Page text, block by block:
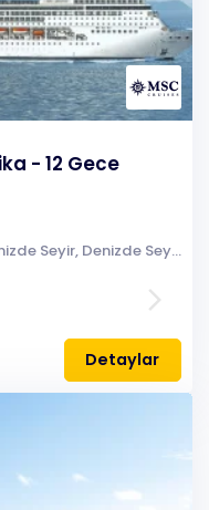
- 12 Gece
Durban, Denizde Seyir, Denizde Seyir, Denizde Seyir, Port Louis, Port Louis, Port Louis, La Possession, Denizde Seyir, Denizde Seyir, Denizde Seyir, Portekiz Adası (Inhaca Archipelago), Durban
arrow_forward_ios
Detaylar